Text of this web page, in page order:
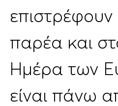
επιστρέφουν
παρέα και
Ημέρα των
είναι πάνω